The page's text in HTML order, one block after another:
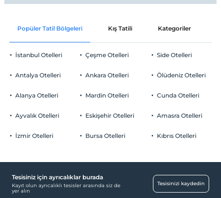
Popüler Tatil Bölgeleri Kış Tatili Kategoriler
İstanbul Otelleri
Antalya Otelleri
Alanya Otelleri
Ayvalık Otelleri
İzmir Otelleri
Çeşme Otelleri
Ankara Otelleri
Mardin Otelleri
Eskişehir Otelleri
Bursa Otelleri
Side Otelleri
Ölüdeniz Otelleri
Cunda Otelleri
Amasra Otelleri
Kıbrıs Otelleri
Tesisiniz için ayrıcalıklar burada
Kayıt olun ayrıcalıklı tesisler arasında siz de
yer alın
Tesisinizi kaydedin